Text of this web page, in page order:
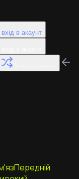
в акаунт
Передній